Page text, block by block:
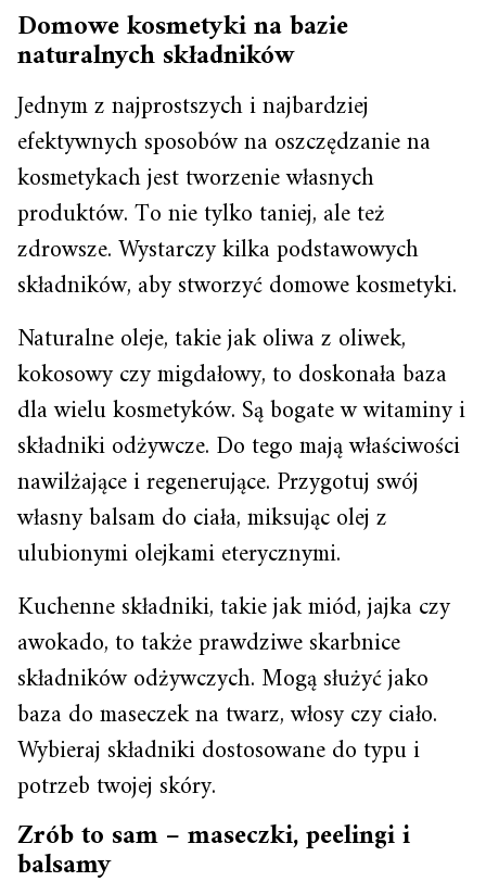
Domowe kosmetyki na bazie
naturalnych składników
Jednym z najprostszych i najbardziej
efektywnych sposobów na oszczędzanie na
kosmetykach jest tworzenie własnych
produktów. To nie tylko taniej, ale też
zdrowsze. Wystarczy kilka podstawowych
składników, aby stworzyć domowe kosmetyki.
Naturalne oleje, takie jak oliwa z oliwek,
kokosowy czy migdałowy, to doskonała baza
dla wielu kosmetyków. Są bogate w witaminy i
składniki odżywcze. Do tego mają właściwości
nawilżające i regenerujące. Przygotuj swój
własny balsam do ciała, miksując olej z
ulubionymi olejkami eterycznymi.
Kuchenne składniki, takie jak miód, jajka czy
awokado, to także prawdziwe skarbnice
składników odżywczych. Mogą służyć jako
baza do maseczek na twarz, włosy czy ciało.
Wybieraj składniki dostosowane do typu i
potrzeb twojej skóry.
Zrób to sam – maseczki, peelingi i
balsamy